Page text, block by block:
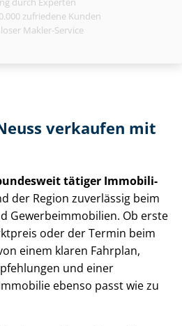
zufriedene Kunden
Makler-Service
verkaufen mit
tätiger Im­mo­bi­li­
der Region zuverlässig beim
Ge­wer­be­im­mo­bi­li­en. Ob erste
oder der Termin beim
einem klaren Fahrplan,
und einer
ebenso passt wie zu